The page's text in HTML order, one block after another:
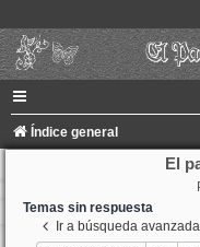
Índice general
El
Temas sin respuesta
Ir a búsqueda avanzada